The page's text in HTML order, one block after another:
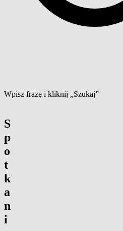
Wpisz frazę i kliknij „Szukaj”
S
p
o
t
k
a
n
i